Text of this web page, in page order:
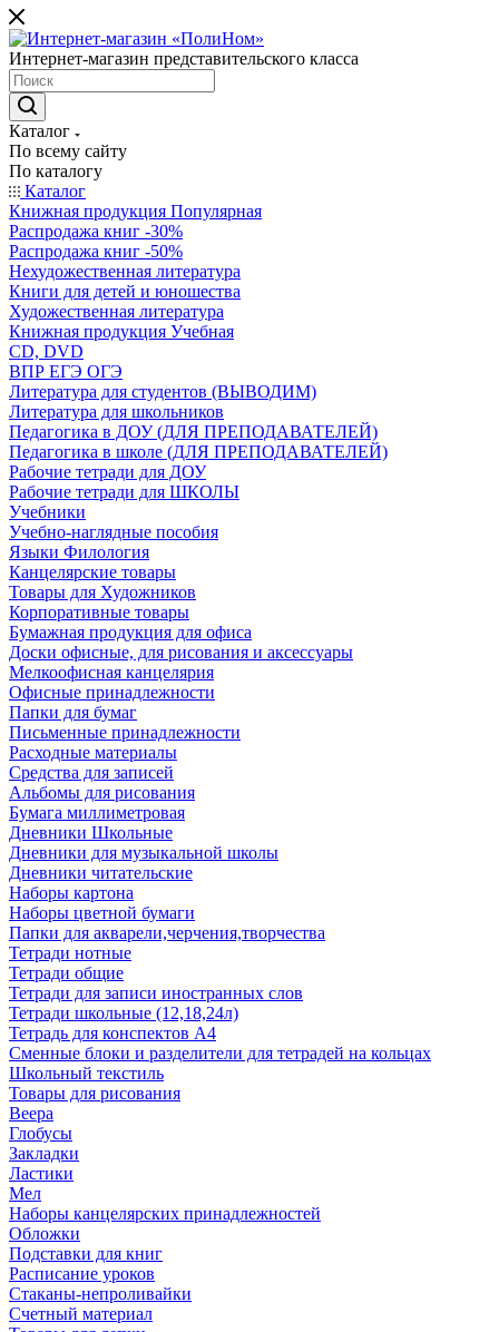
Интернет-магазин представительского класса
Каталог
По всему сайту
По каталогу
Каталог
Книжная продукция Популярная
Распродажа книг -30%
Распродажа книг -50%
Нехудожественная литература
Книги для детей и юношества
Художественная литература
Книжная продукция Учебная
CD, DVD
ВПР ЕГЭ ОГЭ
Литература для студентов (ВЫВОДИМ)
Литература для школьников
Педагогика в ДОУ (ДЛЯ ПРЕПОДАВАТЕЛЕЙ)
Педагогика в школе (ДЛЯ ПРЕПОДАВАТЕЛЕЙ)
Рабочие тетради для ДОУ
Рабочие тетради для ШКОЛЫ
Учебники
Учебно-наглядные пособия
Языки Филология
Канцелярские товары
Товары для Художников
Корпоративные товары
Бумажная продукция для офиса
Доски офисные, для рисования и аксессуары
Мелкоофисная канцелярия
Офисные принадлежности
Папки для бумаг
Письменные принадлежности
Расходные материалы
Средства для записей
Альбомы для рисования
Бумага миллиметровая
Дневники Школьные
Дневники для музыкальной школы
Дневники читательские
Наборы картона
Наборы цветной бумаги
Папки для акварели,черчения,творчества
Тетради нотные
Тетради общие
Тетради для записи иностранных слов
Тетради школьные (12,18,24л)
Тетрадь для конспектов А4
Сменные блоки и разделители для тетрадей на кольцах
Школьный текстиль
Товары для рисования
Веера
Глобусы
Закладки
Ластики
Мел
Наборы канцелярских принадлежностей
Обложки
Подставки для книг
Расписание уроков
Стаканы-непроливайки
Счетный материал